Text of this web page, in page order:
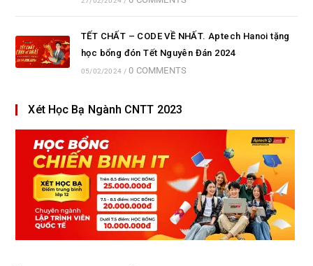
TẾT CHẤT – CODE VỀ NHẤT. Aptech Hanoi tặng
học bổng đón Tết Nguyên Đán 2024
05/02/2024 / 0 COMMENTS
Xét Học Bạ Ngành CNTT 2023